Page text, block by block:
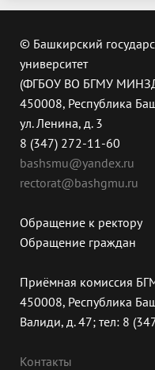
© Башкирский
университет
(ФГБОУ ВО БГМУ
450008, Республика
ул. Ленина, д. 3
8 (347) 272-11-60
bashsmu@yandex.ru
rectorat@bashgmu.ru
Обращение к ректору
Обращение граждан
Приёмная комиссия
450008, Республика
Валиди, д. 47; тел: 8
Контакты